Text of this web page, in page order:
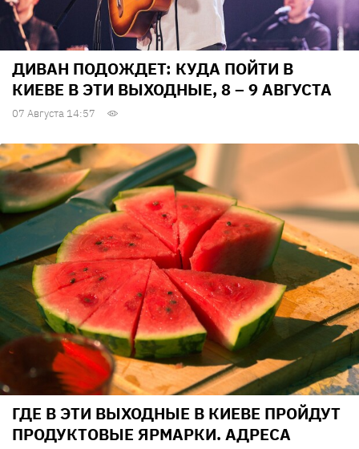
ДИВАН ПОДОЖДЕТ: КУДА ПОЙТИ В
КИЕВЕ В ЭТИ ВЫХОДНЫЕ, 8 – 9 АВГУСТА
07 Августа 14:57
ГДЕ В ЭТИ ВЫХОДНЫЕ В КИЕВЕ ПРОЙДУТ
ПРОДУКТОВЫЕ ЯРМАРКИ. АДРЕСА